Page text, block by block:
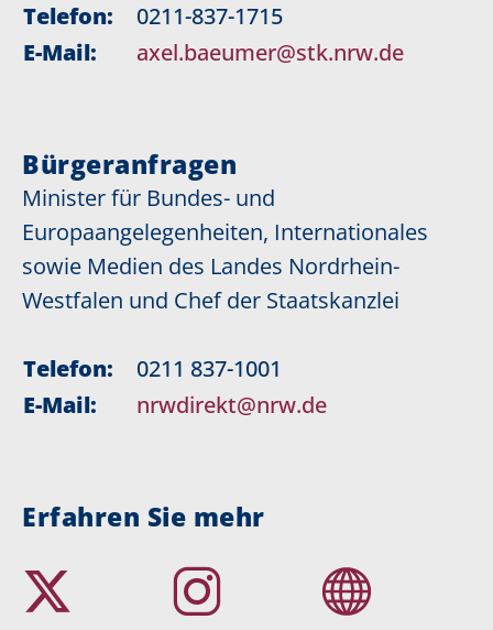
Telefon:
0211-837-1715
E-Mail:
axel.baeumer@stk.nrw.de
Bürgeranfragen
Minister für Bundes- und
Europaangelegenheiten, Internationales
sowie Medien des Landes Nordrhein-
Westfalen und Chef der Staatskanzlei
Telefon:
0211 837-1001
E-Mail:
nrwdirekt@nrw.de
Erfahren Sie mehr